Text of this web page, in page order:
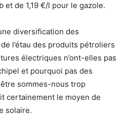
et de 1,19 €/l pour le gazole.
diversification des
l’étau des produits pétroliers
électriques n’ont-elles pas
et pourquoi pas des
sommes-nous trop
certainement le moyen de
solaire.